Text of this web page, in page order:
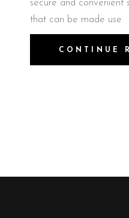
secure and convenient
that can be made use
CONTINUE